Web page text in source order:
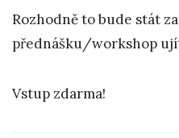
Rozhodně to bude stát
přednášku/workshop
Vstup zdarma!